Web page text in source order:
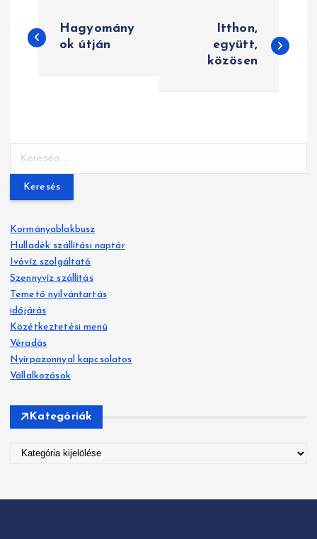
e
y
z
s
n
a
v
i
g
á
ó
Hagyomány
ok útján
Itthon,
együtt,
közösen
e
é
s
:
Kormányablakbusz
Hulladék szállítási naptár
Ivóvíz szolgáltató
Szennyvíz szállítás
Temető nyilvántartás
időjárás
Közétkeztetési menü
Véradás
Nyírpazonnyal kapcsolatos
Vállalkozások
Kategóriák
e